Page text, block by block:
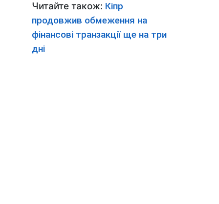
Читайте також: Кіпр
продовжив обмеження на
фінансові транзакції ще на три
дні